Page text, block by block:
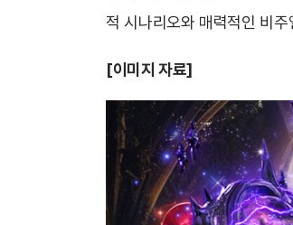
적 시나리오와 매력적인 비
[이미지 자료]